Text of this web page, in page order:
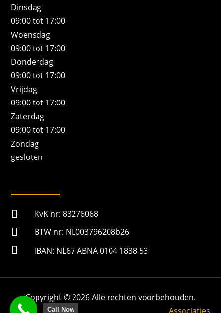
Dinsdag
09:00 tot 17:00
Woensdag
09:00 tot 17:00
Donderdag
09:00 tot 17:00
Vrijdag
09:00 tot 17:00
Zaterdag
09:00 tot 17:00
Zondag
gesloten
 KvK nr: 83276068
 BTW nr: NL003796208b26
 IBAN: NL67 ABNA 0104 1838 53
Copyright © 2026 Alle rechten voorbehouden.
Associaties
Call Now